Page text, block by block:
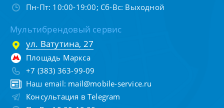
Пн-Пт: 10:00-19:00; Сб-Вс: Выходной
Мультибрендовый сервис
ул. Ватутина, 27
Площадь Маркса
+7 (383) 363-99-09
Наш email: mail@mobile-service.ru
Консультация в Telegram